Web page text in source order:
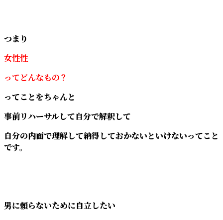
つまり
女性性
ってどんなもの？
ってことをちゃんと
事前リハーサルして自分で解釈して
自分の内面で理解して納得しておかないといけないってこと
です。
男に頼らないために自立したい